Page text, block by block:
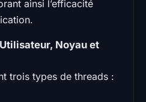
ainsi l’efficacité
Noyau et
trois types de threads :